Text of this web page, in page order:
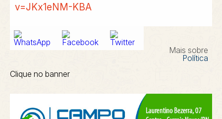
v=JKx1eNM-KBA
Mais sobre
Política
Clique no banner